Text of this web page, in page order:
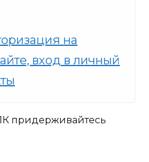
на
вход в личный
придерживайтесь